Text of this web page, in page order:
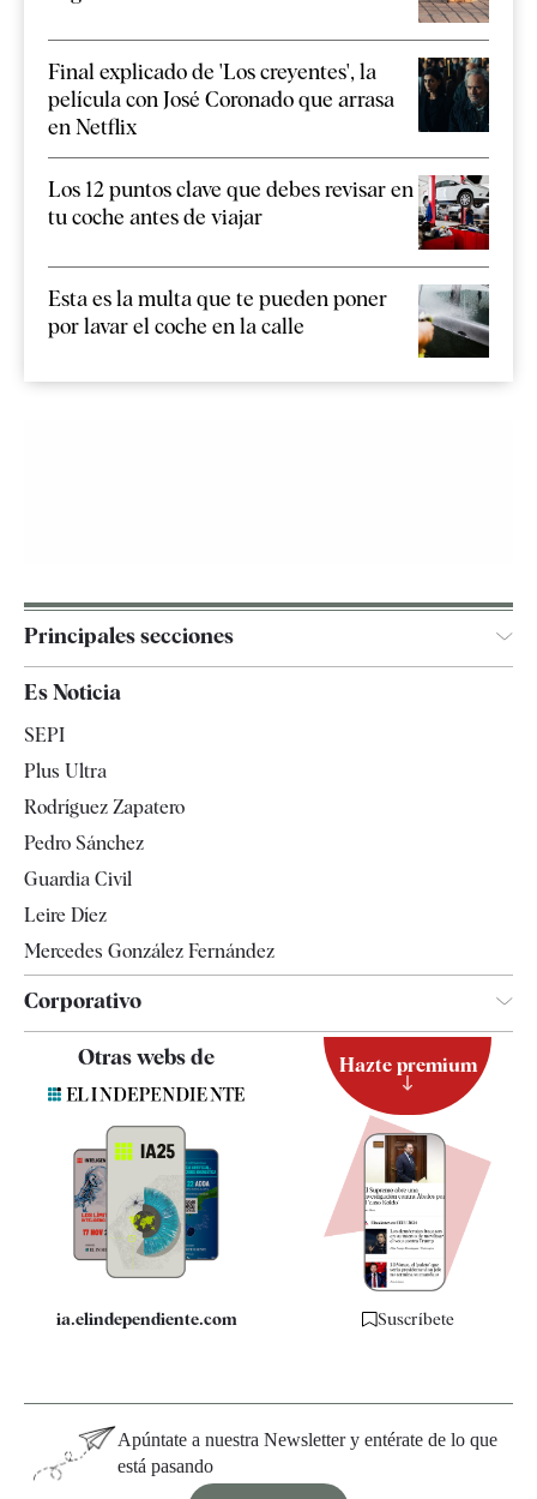
Final explicado de 'Los creyentes', la
película con José Coronado que arrasa
en Netflix
Los 12 puntos clave que debes revisar en
tu coche antes de viajar
Esta es la multa que te pueden poner
por lavar el coche en la calle
Principales secciones
España
Televisión
Es Noticia
SEPI
Plus Ultra
Rodríguez Zapatero
Pedro Sánchez
Guardia Civil
Leire Díez
Mercedes González Fernández
Corporativo
Contacto
Quiénes somos
Especificaciones
Otras webs de
ia.elindependiente.com
Hazte premium
Suscríbete
Apúntate a nuestra Newsletter y entérate de lo que
está pasando